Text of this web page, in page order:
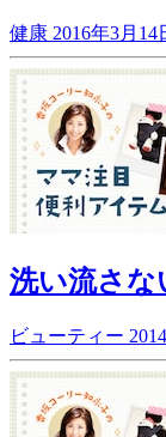
健康 2016年3月14
洗い流さな
ビューティー